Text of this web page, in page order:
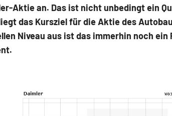
Aktie an. Das ist nicht unbedingt ein
das Kursziel für die Aktie des
Niveau aus ist das immerhin noch ein